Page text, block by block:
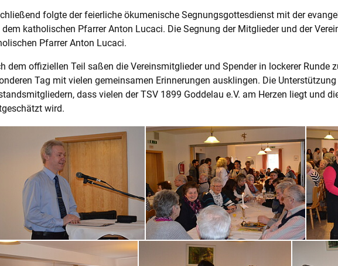
folgte der feierliche ökumenische Segnungsgottesdienst mit der
dem katholischen Pfarrer Anton Lucaci. Die Segnung der Mitglieder und der
Pfarrer Anton Lucaci.
dem offiziellen Teil saßen die Vereinsmitglieder und Spender in lockerer Runde
Tag mit vielen gemeinsamen Erinnerungen ausklingen. Die
dass vielen der TSV 1899 Goddelau e.V. am Herzen liegt und
wird.